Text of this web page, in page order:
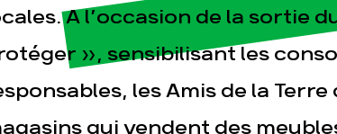
A l’occasion de la sortie
», sensibilisant les
les Amis de la
qui vendent des